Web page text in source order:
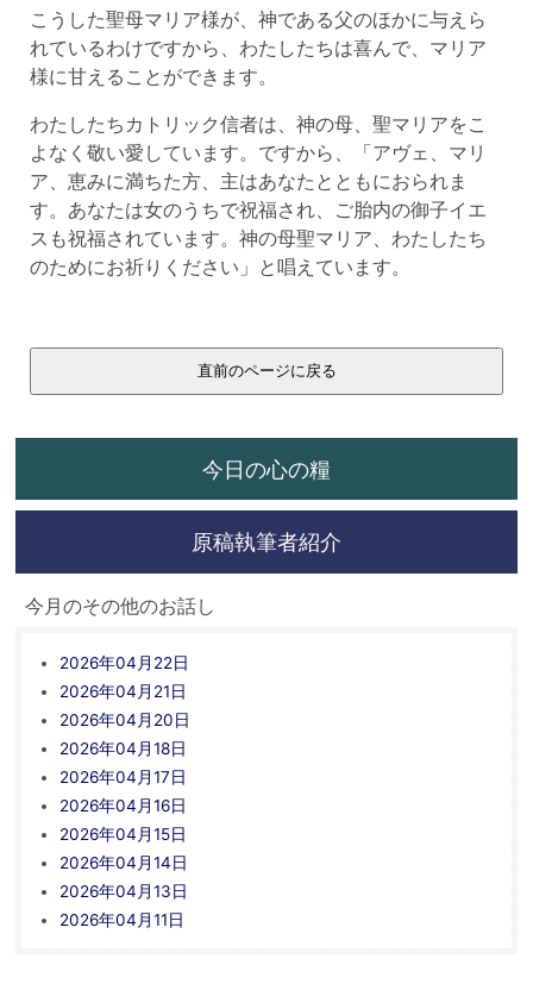
こうした聖母マリア様が、神である父のほかに与えら
れているわけですから、わたしたちは喜んで、マリア
様に甘えることができます。
わたしたちカトリック信者は、神の母、聖マリアをこ
よなく敬い愛しています。ですから、「アヴェ、マリ
ア、恵みに満ちた方、主はあなたとともにおられま
す。あなたは女のうちで祝福され、ご胎内の御子イエ
スも祝福されています。神の母聖マリア、わたしたち
のためにお祈りください」と唱えています。
今日の心の糧
原稿執筆者紹介
今月のその他のお話し
2026年04月22日
2026年04月21日
2026年04月20日
2026年04月18日
2026年04月17日
2026年04月16日
2026年04月15日
2026年04月14日
2026年04月13日
2026年04月11日